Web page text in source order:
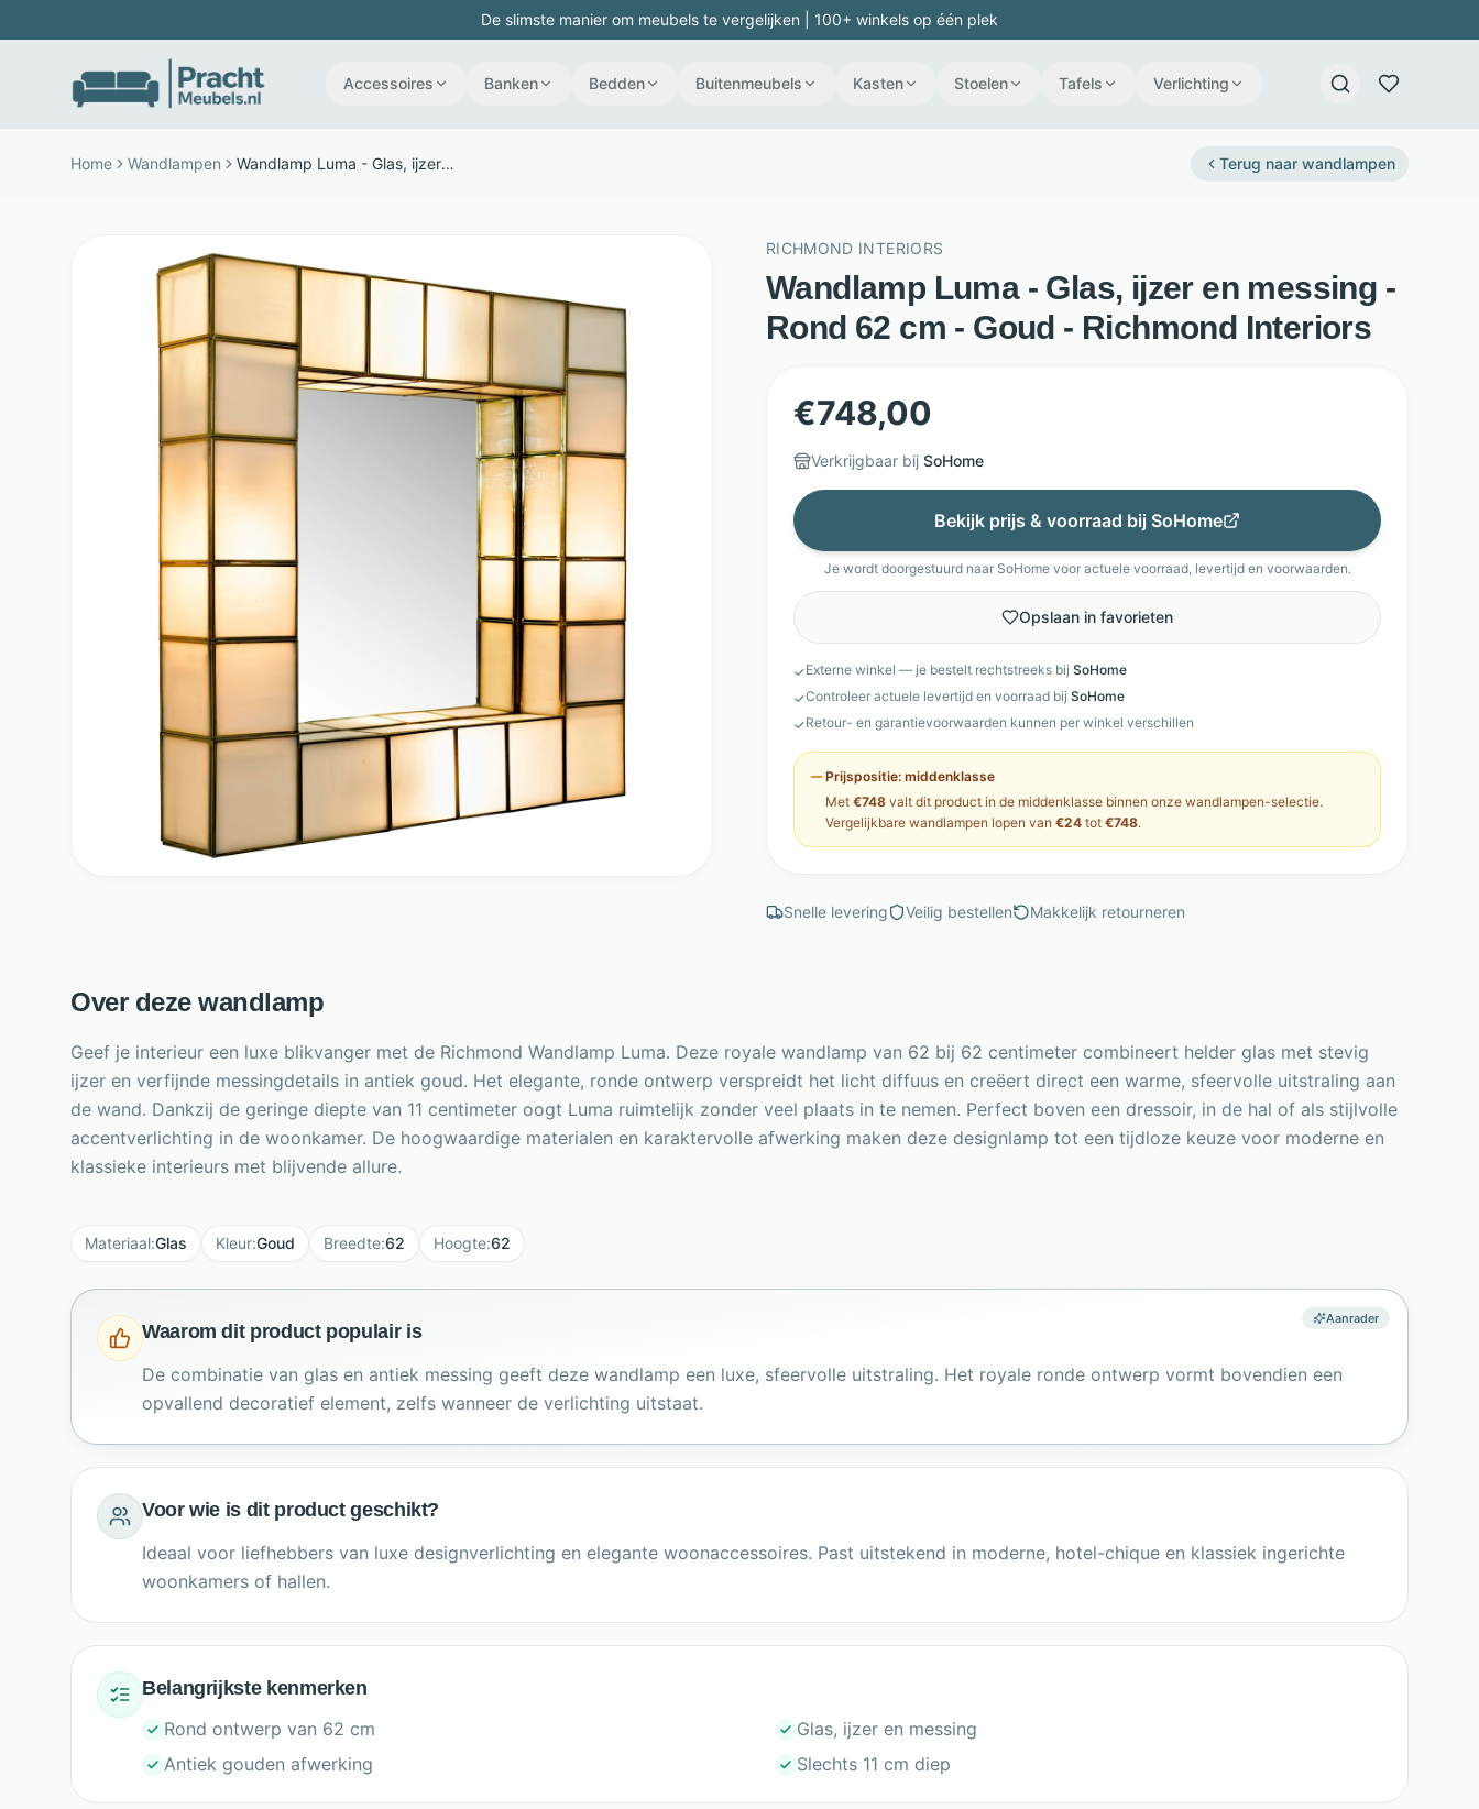
De slimste manier om meubels te vergelijken | 100+ winkels op één plek
Accessoires Banken Bedden Buitenmeubels Kasten Stoelen Tafels Verlichting
Home Wandlampen Wandlamp Luma - Glas, ijzer en messing - Rond 62 cm - Goud - Richmond Interiors Terug naar wandlampen
RICHMOND INTERIORS
Wandlamp Luma - Glas, ijzer en messing -
Rond 62 cm - Goud - Richmond Interiors
€748,00
Verkrijgbaar bij SoHome
Bekijk prijs & voorraad bij SoHome
Je wordt doorgestuurd naar SoHomevoor actuele voorraad, levertijd en voorwaarden.
Opslaan in favorieten
✓Externe winkel — je bestelt rechtstreeks bij SoHome
✓Controleer actuele levertijd en voorraad bij SoHome
✓Retour- en garantievoorwaarden kunnen per winkel verschillen
Prijspositie: middenklasse
Met €748 valt dit product in de middenklasse binnen onze wandlampen-selectie.
Vergelijkbare wandlampen lopen van €24 tot €748.
Snelle levering Veilig bestellen Makkelijk retourneren
Over deze wandlamp
Geef je interieur een luxe blikvanger met de Richmond Wandlamp Luma. Deze royale wandlamp van 62 bij 62 centimeter combineert helder glas met stevig
ijzer en verfijnde messingdetails in antiek goud. Het elegante, ronde ontwerp verspreidt het licht diffuus en creëert direct een warme, sfeervolle uitstraling aan
de wand. Dankzij de geringe diepte van 11 centimeter oogt Luma ruimtelijk zonder veel plaats in te nemen. Perfect boven een dressoir, in de hal of als stijlvolle
accentverlichting in de woonkamer. De hoogwaardige materialen en karaktervolle afwerking maken deze designlamp tot een tijdloze keuze voor moderne en
klassieke interieurs met blijvende allure.
Materiaal:Glas Kleur:Goud Breedte:62 Hoogte:62
Aanrader
Waarom dit product populair is
De combinatie van glas en antiek messing geeft deze wandlamp een luxe, sfeervolle uitstraling. Het royale ronde ontwerp vormt bovendien een
opvallend decoratief element, zelfs wanneer de verlichting uitstaat.
Voor wie is dit product geschikt?
Ideaal voor liefhebbers van luxe designverlichting en elegante woonaccessoires. Past uitstekend in moderne, hotel-chique en klassiek ingerichte
woonkamers of hallen.
Belangrijkste kenmerken
Rond ontwerp van 62 cm
Glas, ijzer en messing
Antiek gouden afwerking
Slechts 11 cm diep